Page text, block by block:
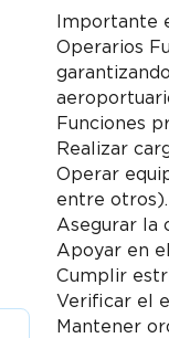
Importante
Operarios
Funciones
Realizar
Operar
entre otros).
Asegurar la
Apoyar en
Cumplir
Verificar el
Mantener